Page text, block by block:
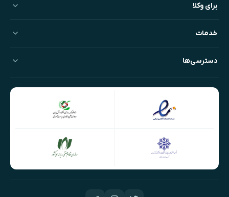
برای وکلا
خدمات
دسترسی‌ها